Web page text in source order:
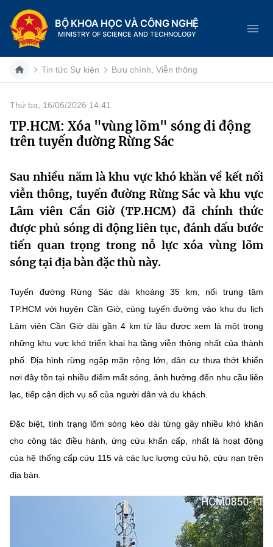
BỘ KHOA HỌC VÀ CÔNG NGHỆ
MINISTRY OF SCIENCE AND TECHNOLOGY
Danh mục
Trang chủ
Giới thiệu
Chức năng nhiệm vụ
Cơ cấu tổ chức
Lịch sử phát triển
Sở Khoa học và Công nghệ
Tin tức sự kiện
Khoa học và Công nghệ
Đổi mới sáng tạo
Chuyển đổi số
Bưu chính, Viễn thông
Sở hữu trí tuệ
Tiêu chuẩn, đo lường, chất lượng
Tin tổng hợp
Tin địa phương
Dịch vụ công
Hệ thống văn bản
Văn bản QPPL
Lấy ý kiến người dân về dự thảo VBQPPL
MST IOFFICE
THỐNG KÊ
Khoa học và Công nghệ
Đổi mới sáng tạo
Sở hữu trí tuệ
Tiêu chuẩn, đo lường, chất lượng
Năng lượng nguyên tử
Multimedia
Khác
Videos
Infographic
Ảnh
Tin tức Sự kiện Bưu chính, Viễn thông
Thứ ba, 16/06/2026 14:41
TP.HCM: Xóa "vùng lõm" sóng di động
trên tuyến đường Rừng Sác
Sau nhiều năm là khu vực khó khăn về kết nối
viễn thông, tuyến đường Rừng Sác và khu vực
Lâm viên Cần Giờ (TP.HCM) đã chính thức
được phủ sóng di động liên tục, đánh dấu bước
tiến quan trọng trong nỗ lực xóa vùng lõm
sóng tại địa bàn đặc thù này.
Tuyến đường Rừng Sác dài khoảng 35 km, nối trung tâm
TP.HCM với huyện Cần Giờ, cùng tuyến đường vào khu du lịch
Lâm viên Cần Giờ dài gần 4 km từ lâu được xem là một trong
những khu vực khó triển khai hạ tầng viễn thông nhất của thành
phố. Địa hình rừng ngập mặn rộng lớn, dân cư thưa thớt khiến
nơi đây tồn tại nhiều điểm mất sóng, ảnh hưởng đến nhu cầu liên
lạc, tiếp cận dịch vụ số của người dân và du khách.
Đặc biệt, tình trạng lõm sóng kéo dài từng gây nhiều khó khăn
cho công tác điều hành, ứng cứu khẩn cấp, nhất là hoạt động
của hệ thống cấp cứu 115 và các lực lượng cứu hộ, cứu nạn trên
địa bàn.